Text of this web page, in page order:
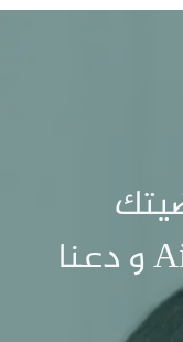
لمكتب Aida & Habibs و دعنا